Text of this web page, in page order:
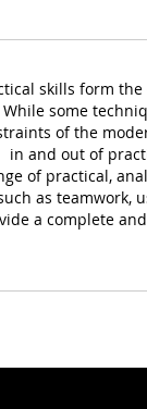
skills form
While some
of the
in and out of
of practical,
as teamwork,
a complete